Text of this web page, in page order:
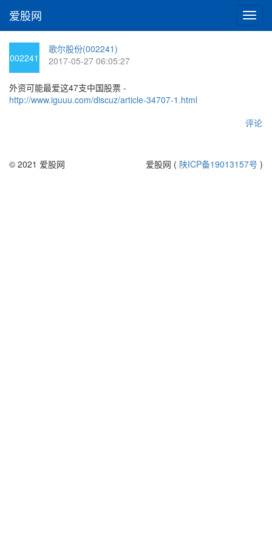
切
换
爱股网
002241
歌尔股份(002241)
2017-05-27 06:05:27
外资可能最爱这47支中国股票 -
http://www.iguuu.com/discuz/article-34707-1.html
评论
© 2021 爱股网 爱股网 ( 陕ICP备19013157号 )